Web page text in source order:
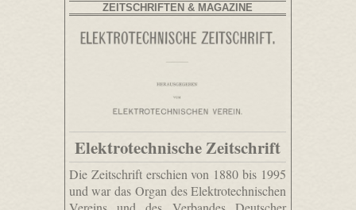
ZEITSCHRIFTEN & MAGAZINE
Elektrotechnische Zeitschrift
Die Zeitschrift erschien von 1880 bis 1995
und war das Organ des Elektrotechnischen